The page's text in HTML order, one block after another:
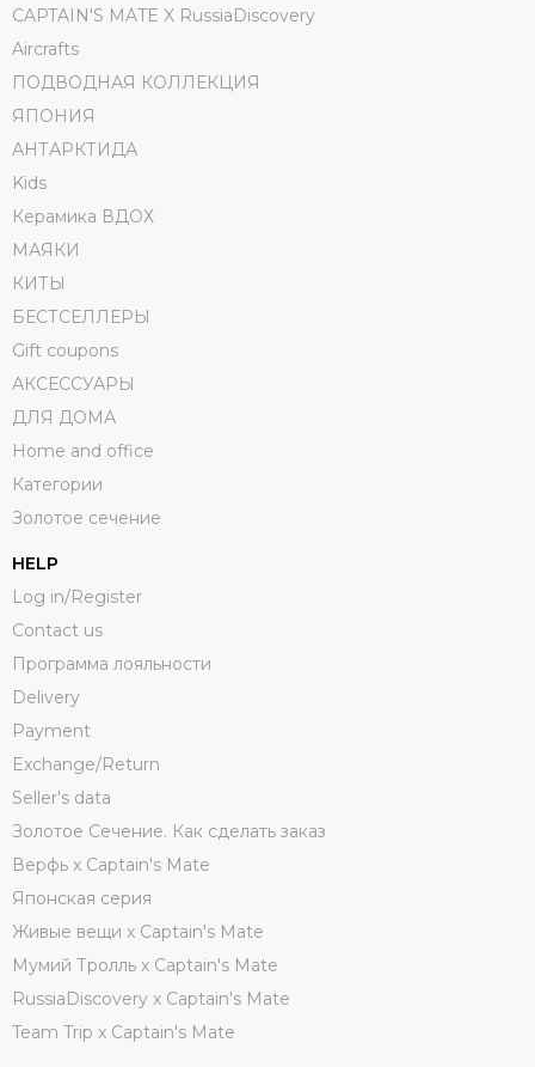
CAPTAIN'S MATE X RussiaDiscovery
Aircrafts
ПОДВОДНАЯ КОЛЛЕКЦИЯ
ЯПОНИЯ
АНТАРКТИДА
Kids
Керамика ВДОХ
МАЯКИ
КИТЫ
БЕСТСЕЛЛЕРЫ
Gift coupons
АКСЕССУАРЫ
ДЛЯ ДОМА
Home and office
Категории
Золотое сечение
HELP
Log in/Register
Contact us
Программа лояльности
Delivery
Payment
Exchange/Return
Seller's data
Золотое Сечение. Как сделать заказ
Верфь х Captain's Mate
Японская серия
Живые вещи х Captain's Mate
Мумий Тролль х Сaptain's Mate
RussiaDiscovery x Captain's Mate
Team Trip x Captain's Mate